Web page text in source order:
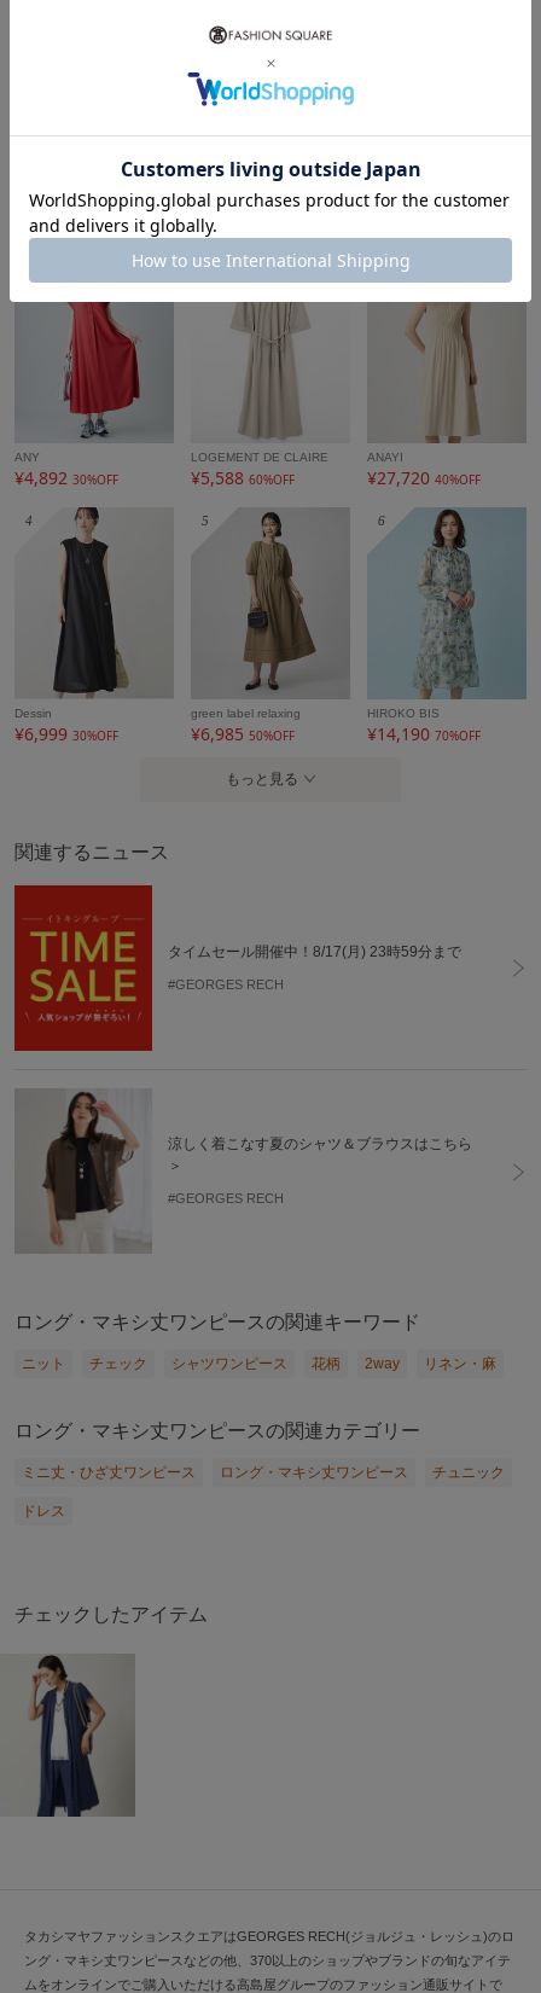
ーーーーーーーーーーーーーーーーーーーーーー
model:H170 B81 W62 H88 着用サイズ:M
境により、実際と色味が違って見える場合がございます。予
い。
アイテム情報
配送料
（税込5,000円以上ご購入で送料無料）
商品コード
性別タイプ レディース
素材 ポリエステル 100%
製造国 詳細は下記よりお問い合わせください
ギフト
5％ポイントバック
GEORGES RECH
¥5,500 50%OFF
レディースロング・マキシ丈ワンピースランキング
ANY
¥4,892 30%OFF
2
LOGEMENT DE CLAIRE
¥5,58860%OFF
3
ANAYI
¥27,72040%OFF
4
Dessin
¥6,999 30%OFF
5
green label relaxing
¥6,985 50%OFF
6
HIROKO BIS
¥14,19070%OFF
もっと見る
関連するニュース
タイムセール開催中！8/17(月) 23時59分まで
#GEORGES RECH
涼しく着こなす夏のシャツ＆ブラウスはこちら
＞
#GEORGES RECH
ロング・マキシ丈ワンピースの関連キーワード
ニット チェック シャツワンピース 花柄 2way リネン・麻
ロング・マキシ丈ワンピースの関連カテゴリー
ミニ丈・ひざ丈ワンピース ロング・マキシ丈ワンピース チュニック
ドレス
チェックしたアイテム
タカシマヤファッションスクエアはGEORGES RECH(ジョルジュ・レッシュ)のロ
ング・マキシ丈ワンピースなどの他、370以上のショップやブランドの旬なアイテ
ムをオンラインでご購入いただける高島屋グループのファッション通販サイトで